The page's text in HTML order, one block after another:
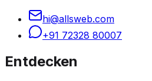
hi@allsweb.com
+91 72328 80007
Entdecken